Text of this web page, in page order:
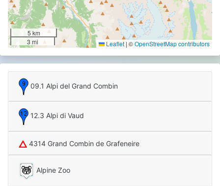
5 km
3 mi
Leaflet |©OpenStreetMap contributors
09.1 Alpi del Grand Combin
12.3 Alpi di Vaud
4314 Grand Combin de Grafeneire
Alpine Zoo